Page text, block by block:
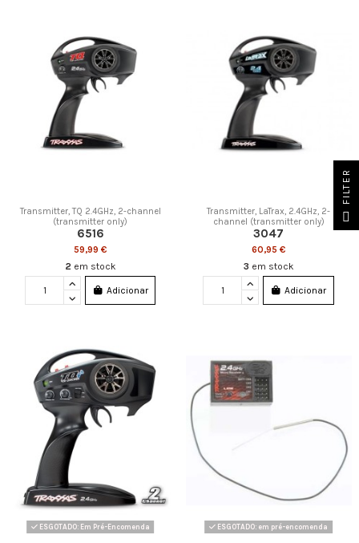
Transmitter, TQ 2.4GHz, 2-channel
(transmitter only)
6516
59,99 €
2 em stock
Adicionar
Transmitter, LaTrax, 2.4GHz, 2-
channel (transmitter only)
3047
60,95 €
3 em stock
Adicionar
ESGOTADO: Em Pré-Encomenda ESGOTADO: em pré-encomenda
FILTER